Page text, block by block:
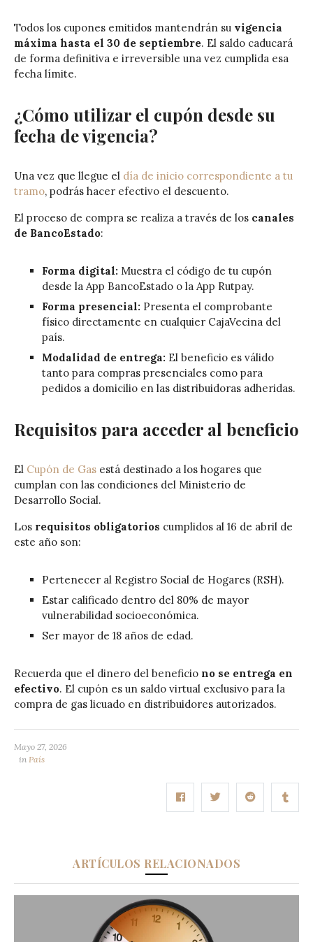
Todos los cupones emitidos mantendrán su vigencia
máxima hasta el 30 de septiembre. El saldo caducará
de forma definitiva e irreversible una vez cumplida esa
fecha límite.
¿Cómo utilizar el cupón desde su
fecha de vigencia?
Una vez que llegue el día de inicio correspondiente a tu
tramo, podrás hacer efectivo el descuento.
El proceso de compra se realiza a través de los canales
de BancoEstado:
Forma digital: Muestra el código de tu cupón
desde la App BancoEstado o la App Rutpay.
Forma presencial: Presenta el comprobante
físico directamente en cualquier CajaVecina del
país.
Modalidad de entrega: El beneficio es válido
tanto para compras presenciales como para
pedidos a domicilio en las distribuidoras adheridas.
Requisitos para acceder al beneficio
El Cupón de Gas está destinado a los hogares que
cumplan con las condiciones del Ministerio de
Desarrollo Social.
Los requisitos obligatorios cumplidos al 16 de abril de
este año son:
Pertenecer al Registro Social de Hogares (RSH).
Estar calificado dentro del 80% de mayor
vulnerabilidad socioeconómica.
Ser mayor de 18 años de edad.
Recuerda que el dinero del beneficio no se entrega en
efectivo. El cupón es un saldo virtual exclusivo para la
compra de gas licuado en distribuidores autorizados.
Mayo 27, 2026
in País
ARTÍCULOS RELACIONADOS